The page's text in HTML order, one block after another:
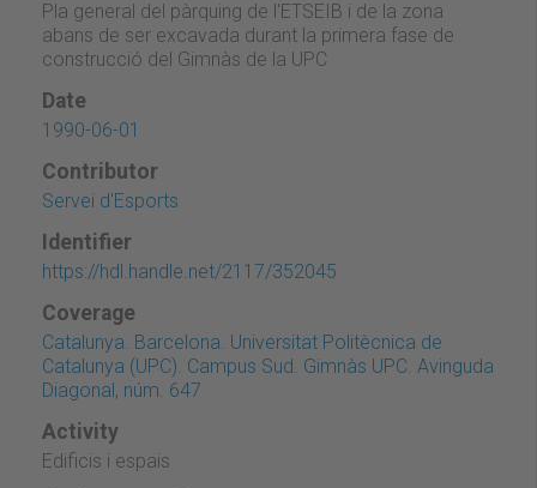
Pla general del pàrquing de l'ETSEIB i de la zona
abans de ser excavada durant la primera fase de
construcció del Gimnàs de la UPC
Date
1990-06-01
Contributor
Servei d'Esports
Identifier
https://hdl.handle.net/2117/352045
Coverage
Catalunya. Barcelona. Universitat Politècnica de
Catalunya (UPC). Campus Sud. Gimnàs UPC. Avinguda
Diagonal, núm. 647
Activity
Edificis i espais